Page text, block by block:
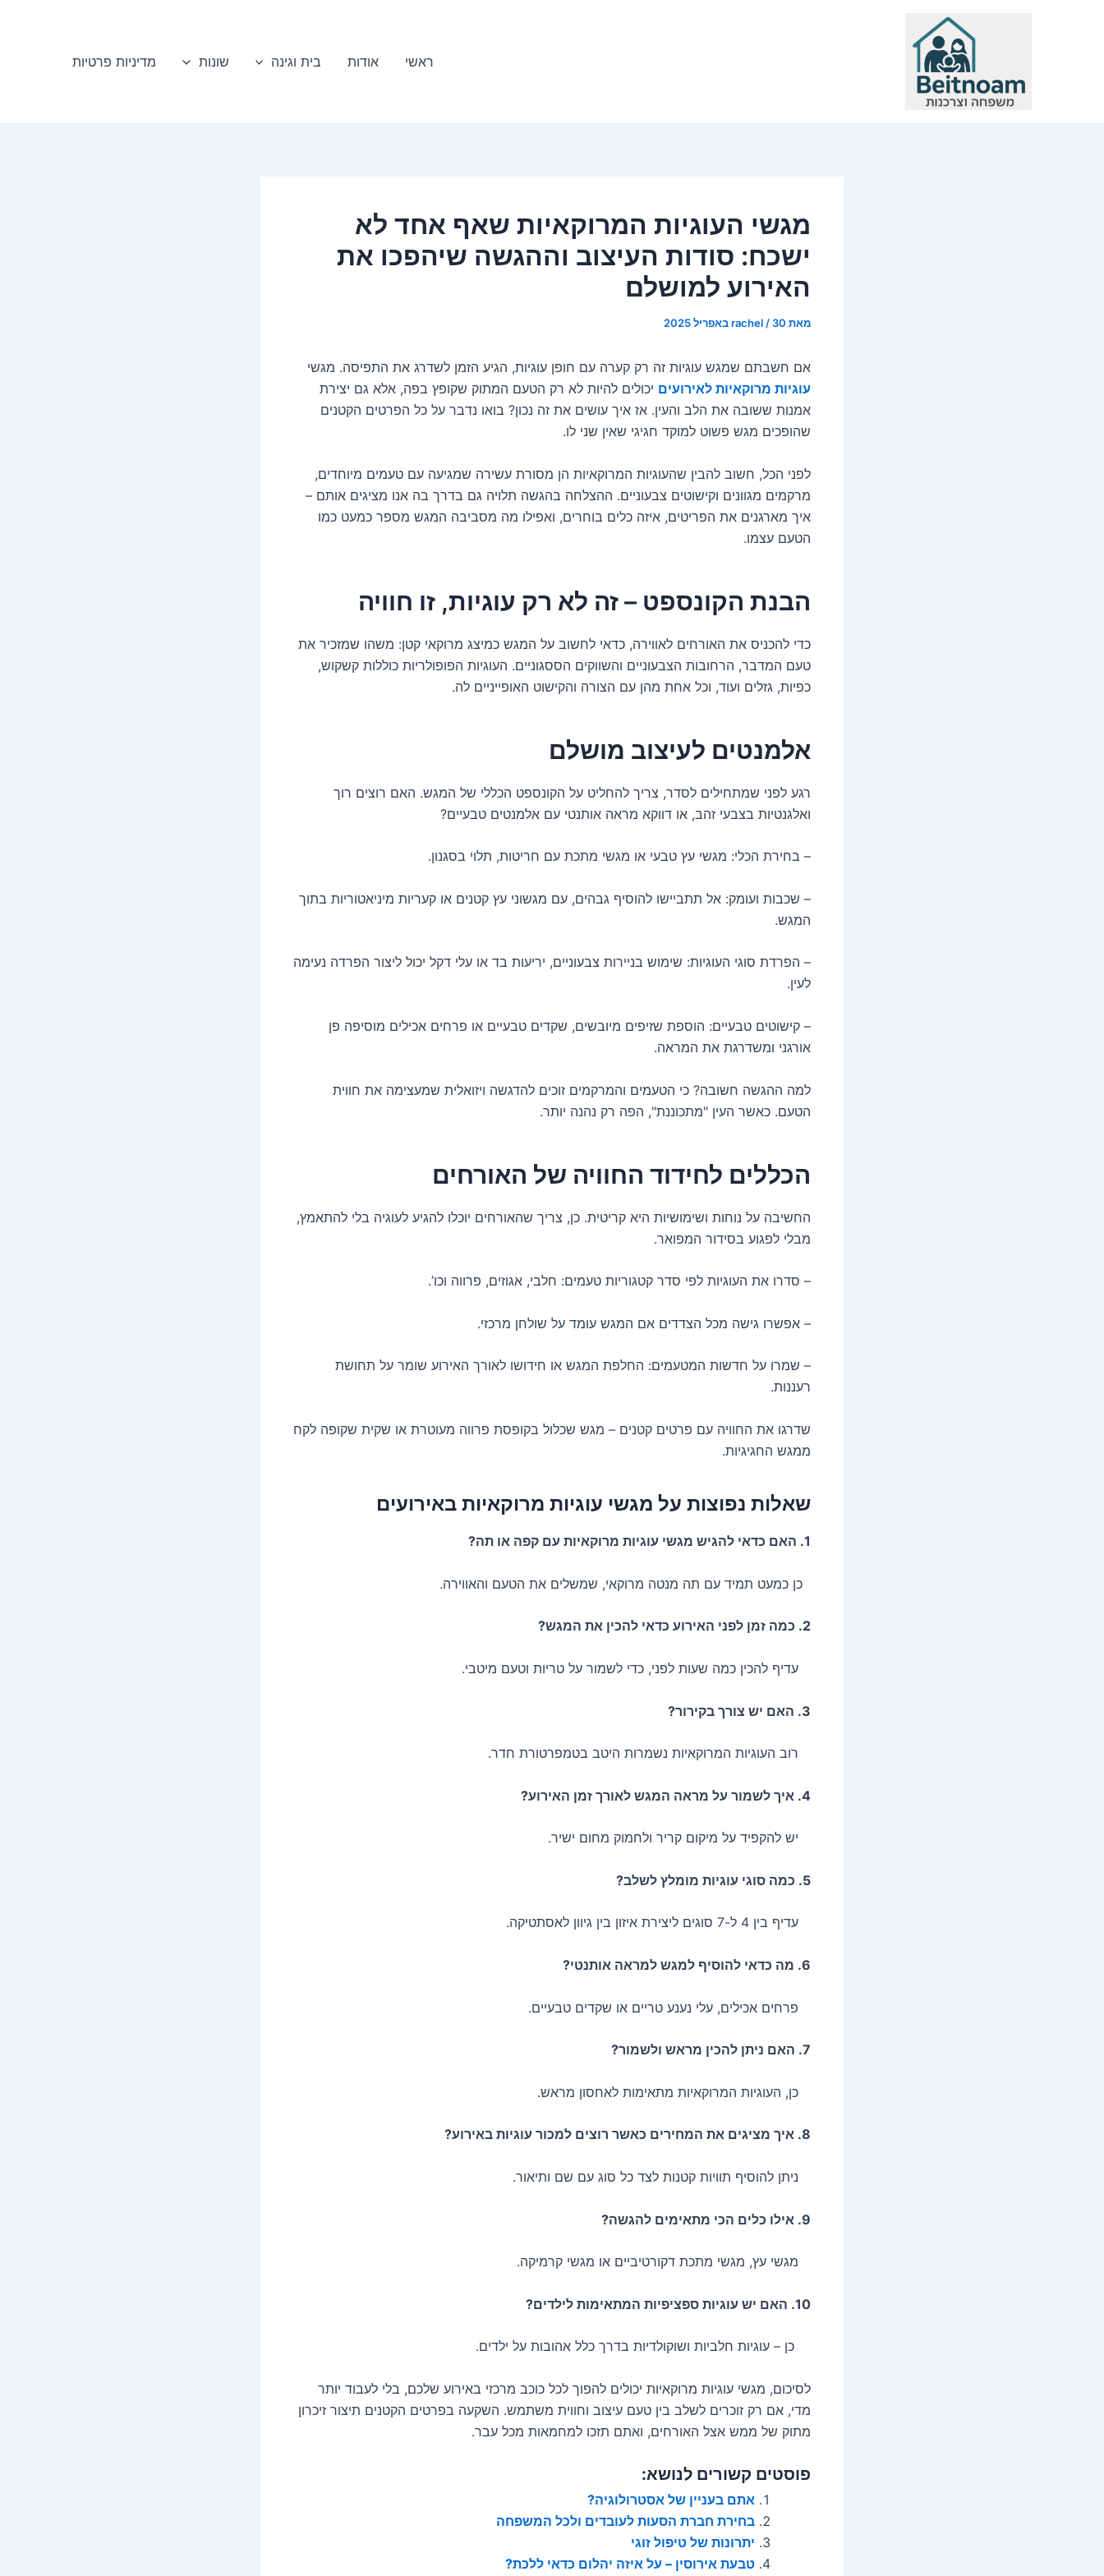
ראשי
אודות בית וגינה שונות מדיניות פרטיות
מגשי העוגיות המרוקאיות שאף אחד לא
ישכח: סודות העיצוב וההגשה שיהפכו את
האירוע למושלם
מאת rachel / 30 באפריל 2025
אם חשבתם שמגש עוגיות זה רק קערה עם חופן עוגיות, הגיע הזמן לשדרג את התפיסה. מגשי
עוגיות מרוקאיות לאירועים יכולים להיות לא רק הטעם המתוק שקופץ בפה, אלא גם יצירת
אמנות ששובה את הלב והעין. אז איך עושים את זה נכון? בואו נדבר על כל הפרטים הקטנים
שהופכים מגש פשוט למוקד חגיגי שאין שני לו.
לפני הכל, חשוב להבין שהעוגיות המרוקאיות הן מסורת עשירה שמגיעה עם טעמים מיוחדים,
מרקמים מגוונים וקישוטים צבעוניים. ההצלחה בהגשה תלויה גם בדרך בה אנו מציגים אותם –
איך מארגנים את הפריטים, איזה כלים בוחרים, ואפילו מה מסביבה המגש מספר כמעט כמו
הטעם עצמו.
הבנת הקונספט – זה לא רק עוגיות, זו חוויה
כדי להכניס את האורחים לאווירה, כדאי לחשוב על המגש כמיצג מרוקאי קטן: משהו שמזכיר את
טעם המדבר, הרחובות הצבעוניים והשווקים הססגוניים. העוגיות הפופולריות כוללות קשקוש,
כפיות, גזלים ועוד, וכל אחת מהן עם הצורה והקישוט האופייניים לה.
אלמנטים לעיצוב מושלם
רגע לפני שמתחילים לסדר, צריך להחליט על הקונספט הכללי של המגש. האם רוצים רוך
ואלגנטיות בצבעי זהב, או דווקא מראה אותנטי עם אלמנטים טבעיים?
– בחירת הכלי: מגשי עץ טבעי או מגשי מתכת עם חריטות, תלוי בסגנון.
– שכבות ועומק: אל תתביישו להוסיף גבהים, עם מגשוני עץ קטנים או קעריות מיניאטוריות בתוך
המגש.
– הפרדת סוגי העוגיות: שימוש בניירות צבעוניים, יריעות בד או עלי דקל יכול ליצור הפרדה נעימה
לעין.
– קישוטים טבעיים: הוספת שזיפים מיובשים, שקדים טבעיים או פרחים אכילים מוסיפה פן
אורגני ומשדרגת את המראה.
למה ההגשה חשובה? כי הטעמים והמרקמים זוכים להדגשה ויזואלית שמעצימה את חווית
הטעם. כאשר העין "מתכוננת", הפה רק נהנה יותר.
הכללים לחידוד החוויה של האורחים
החשיבה על נוחות ושימושיות היא קריטית. כן, צריך שהאורחים יוכלו להגיע לעוגיה בלי להתאמץ,
מבלי לפגוע בסידור המפואר.
– סדרו את העוגיות לפי סדר קטגוריות טעמים: חלבי, אגוזים, פרווה וכו’.
– אפשרו גישה מכל הצדדים אם המגש עומד על שולחן מרכזי.
– שמרו על חדשות המטעמים: החלפת המגש או חידושו לאורך האירוע שומר על תחושת
רעננות.
שדרגו את החוויה עם פרטים קטנים – מגש שכלול בקופסת פרווה מעוטרת או שקית שקופה לקח
ממגש החגיגיות.
שאלות נפוצות על מגשי עוגיות מרוקאיות באירועים
1. האם כדאי להגיש מגשי עוגיות מרוקאיות עם קפה או תה?
כן כמעט תמיד עם תה מנטה מרוקאי, שמשלים את הטעם והאווירה.
2. כמה זמן לפני האירוע כדאי להכין את המגש?
עדיף להכין כמה שעות לפני, כדי לשמור על טריות וטעם מיטבי.
3. האם יש צורך בקירור?
רוב העוגיות המרוקאיות נשמרות היטב בטמפרטורת חדר.
4. איך לשמור על מראה המגש לאורך זמן האירוע?
יש להקפיד על מיקום קריר ולחמוק מחום ישיר.
5. כמה סוגי עוגיות מומלץ לשלב?
עדיף בין 4 ל-7 סוגים ליצירת איזון בין גיוון לאסתטיקה.
6. מה כדאי להוסיף למגש למראה אותנטי?
פרחים אכילים, עלי נענע טריים או שקדים טבעיים.
7. האם ניתן להכין מראש ולשמור?
כן, העוגיות המרוקאיות מתאימות לאחסון מראש.
8. איך מציגים את המחירים כאשר רוצים למכור עוגיות באירוע?
ניתן להוסיף תוויות קטנות לצד כל סוג עם שם ותיאור.
9. אילו כלים הכי מתאימים להגשה?
מגשי עץ, מגשי מתכת דקורטיביים או מגשי קרמיקה.
10. האם יש עוגיות ספציפיות המתאימות לילדים?
כן – עוגיות חלביות ושוקולדיות בדרך כלל אהובות על ילדים.
לסיכום, מגשי עוגיות מרוקאיות יכולים להפוך לכל כוכב מרכזי באירוע שלכם, בלי לעבוד יותר
מדי, אם רק זוכרים לשלב בין טעם עיצוב וחווית משתמש. השקעה בפרטים הקטנים תיצור זיכרון
מתוק של ממש אצל האורחים, ואתם תזכו למחמאות מכל עבר.
פוסטים קשורים לנושא:
אתם בעניין של אסטרולוגיה?
בחירת חברת הסעות לעובדים ולכל המשפחה
יתרונות של טיפול זוגי
טבעת אירוסין – על איזה יהלום כדאי ללכת?